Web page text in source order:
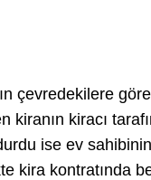
çevredekilere
kiranın kiracı
ise ev
kira kontratında